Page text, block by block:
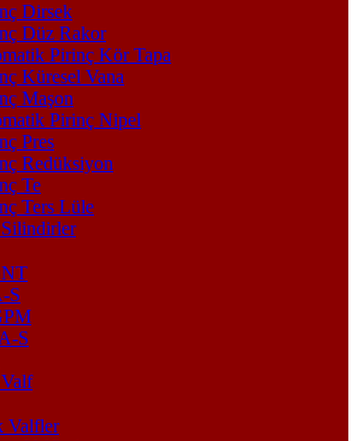
Dirsek
Düz Rakor
Pirinç Kör Tapa
Küresel Vana
Maşon
Pirinç Nipel
Pres
Redüksiyon
Te
Ters Lüle
S
S
Valfler